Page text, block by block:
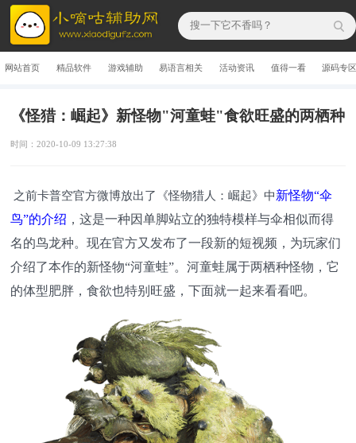
网站首页 精品软件 游戏辅助 易语言相关 活动资讯 值得一看 源码专
《怪猎：崛起》新怪物"河童蛙"食欲旺盛的两栖种
时间：2020-10-09 13:27:38
之前卡普空官方微博放出了《怪物猎人：崛起》中新怪物“伞
鸟”的介绍 ，这是一种因单脚站立的独特模样与伞相似而得
名的鸟龙种。现在官方又发布了一段新的短视频，为玩家们
介绍了本作的新怪物“河童蛙”。河童蛙属于两栖种怪物，它
的体型肥胖，食欲也特别旺盛，下面就一起来看看吧。